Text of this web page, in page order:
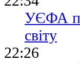
УЄФА
світу
22:26